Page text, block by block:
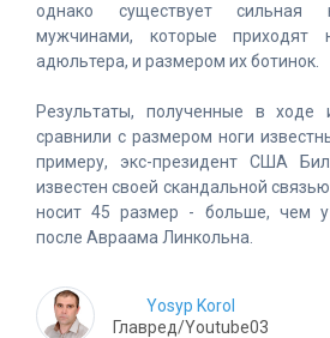
однако существует сильная
мужчинами, которые приходят
адюльтера, и размером их ботинок.
Результаты, полученные в ходе
сравнили с размером ноги
примеру, экс-президент США
известен своей скандальной
носит 45 размер - больше, чем у
после Авраама Линкольна.
Yosyp Korol
Главред/Youtube03